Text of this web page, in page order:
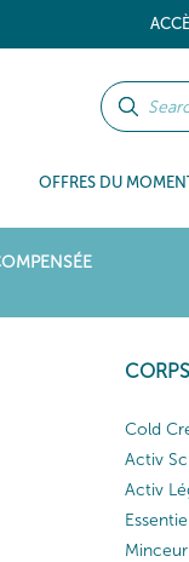
OFFRES DU
CORPS
Cold
Activ
Activ